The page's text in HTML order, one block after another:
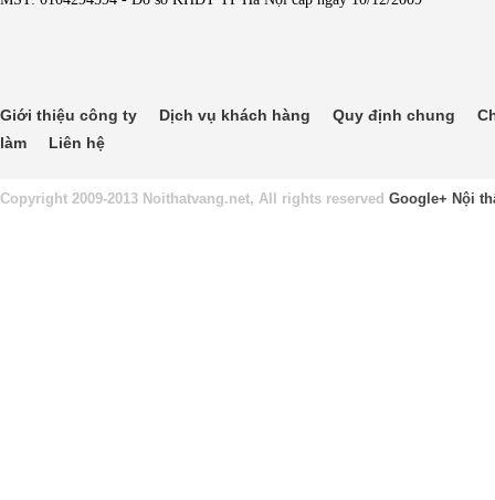
Giới thiệu công ty Dịch vụ khách hàng Quy định chung
làm
Liên hệ
Copyright 2009-2013 Noithatvang.net, All rights reserved Google+ Nội